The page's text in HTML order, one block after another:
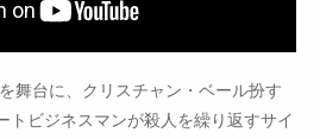
舞台に、クリスチャン・ベール扮す
トビジネスマンが殺人を繰り返すサイ